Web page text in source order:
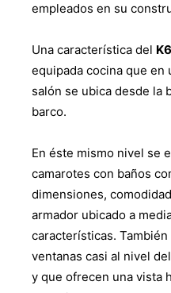
empleados en su
Una característica del
equipada cocina que en
salón se ubica desde la
barco.
En éste mismo nivel se
camarotes con baños
dimensiones,
armador ubicado a
características.
ventanas casi al nivel
y que ofrecen una vista